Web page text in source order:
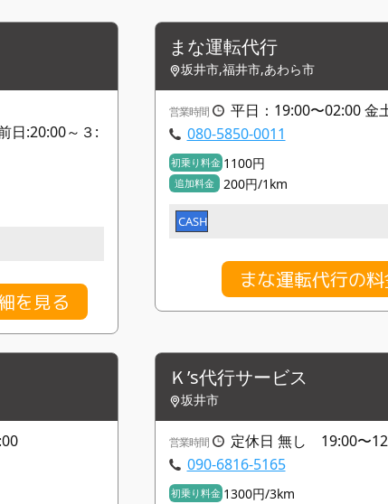
日:20:00～３:
を見る
まな運転代行
坂井市,福井市,あわら市
営業時間
平日：19:00〜02:00 金
080-5850-0011
初乗り料金 1100円
追加料金 200円/1km
CASH
まな運転代行の
Ｋ’s代行サービス
坂井市
営業時間
定休日 無し 19:00〜
090-6816-5165
初乗り料金 1300円/3km